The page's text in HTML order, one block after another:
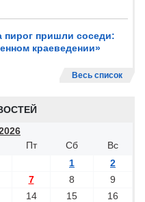
пирог пришли соседи:
краеведении»
Весь список
Пт Сб
Вс
1
2
7 8
9
14 15
16